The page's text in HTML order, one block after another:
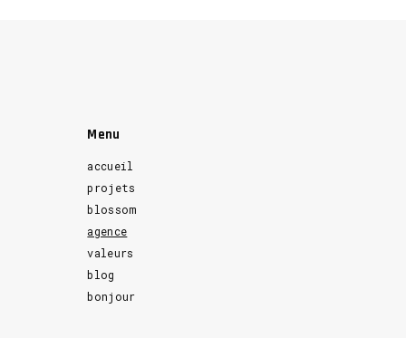
Menu
accueil
projets
blossom
agence
valeurs
blog
bonjour